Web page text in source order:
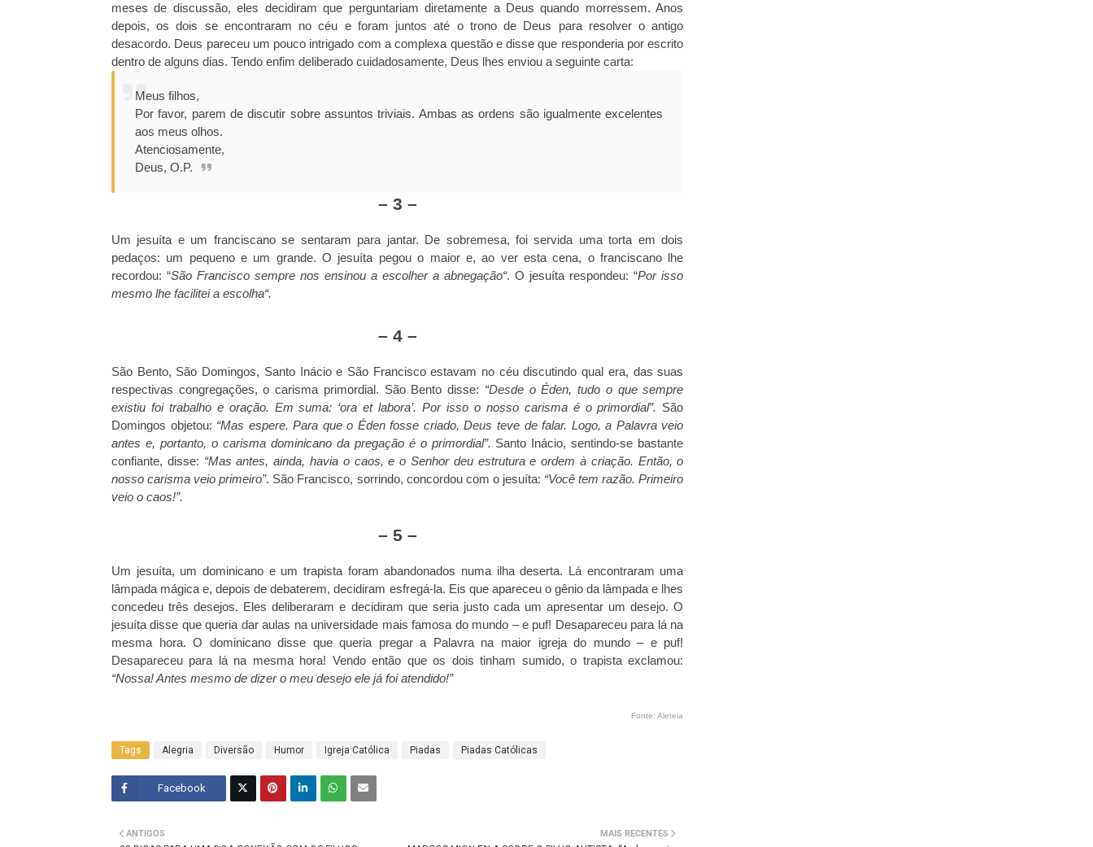
meses de discussão, eles decidiram que perguntariam diretamente a Deus quando morressem. Anos
depois, os dois se encontraram no céu e foram juntos até o trono de Deus para resolver o antigo
desacordo. Deus pareceu um pouco intrigado com a complexa questão e disse que responderia por escrito
dentro de alguns dias. Tendo enfim deliberado cuidadosamente, Deus lhes enviou a seguinte carta:
Meus filhos,
Por favor, parem de discutir sobre assuntos triviais. Ambas as ordens são igualmente excelentes
aos meus olhos.
Atenciosamente,
Deus, O.P.
– 3 –
Um jesuíta e um franciscano se sentaram para jantar. De sobremesa, foi servida uma torta em dois
pedaços: um pequeno e um grande. O jesuíta pegou o maior e, ao ver esta cena, o franciscano lhe
recordou: “São Francisco sempre nos ensinou a escolher a abnegação“. O jesuíta respondeu: “Por isso
mesmo lhe facilitei a escolha“.
– 4 –
São Bento, São Domingos, Santo Inácio e São Francisco estavam no céu discutindo qual era, das suas
respectivas congregações, o carisma primordial. São Bento disse: “Desde o Éden, tudo o que sempre
existiu foi trabalho e oração. Em suma: ‘ora et labora’. Por isso o nosso carisma é o primordial”. São
Domingos objetou: “Mas espere. Para que o Éden fosse criado, Deus teve de falar. Logo, a Palavra veio
antes e, portanto, o carisma dominicano da pregação é o primordial”. Santo Inácio, sentindo-se bastante
confiante, disse: “Mas antes, ainda, havia o caos, e o Senhor deu estrutura e ordem à criação. Então, o
nosso carisma veio primeiro”. São Francisco, sorrindo, concordou com o jesuíta: “Você tem razão. Primeiro
veio o caos!”.
– 5 –
Um jesuíta, um dominicano e um trapista foram abandonados numa ilha deserta. Lá encontraram uma
lâmpada mágica e, depois de debaterem, decidiram esfregá-la. Eis que apareceu o gênio da lâmpada e lhes
concedeu três desejos. Eles deliberaram e decidiram que seria justo cada um apresentar um desejo. O
jesuíta disse que queria dar aulas na universidade mais famosa do mundo – e puf! Desapareceu para lá na
mesma hora. O dominicano disse que queria pregar a Palavra na maior igreja do mundo – e puf!
Desapareceu para lá na mesma hora! Vendo então que os dois tinham sumido, o trapista exclamou:
“Nossa! Antes mesmo de dizer o meu desejo ele já foi atendido!”
Fonte: Aleteia
Tags Alegria Diversão Humor Igreja Católica Piadas Piadas Católicas
Facebook
MAIS RECENTES
ANTIGOS